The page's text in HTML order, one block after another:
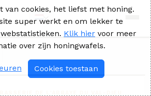
van cookies, het liefst met honing.
super werkt en om lekker te
Klik hier voor meer
over zijn honingwafels.
Cookies toestaan